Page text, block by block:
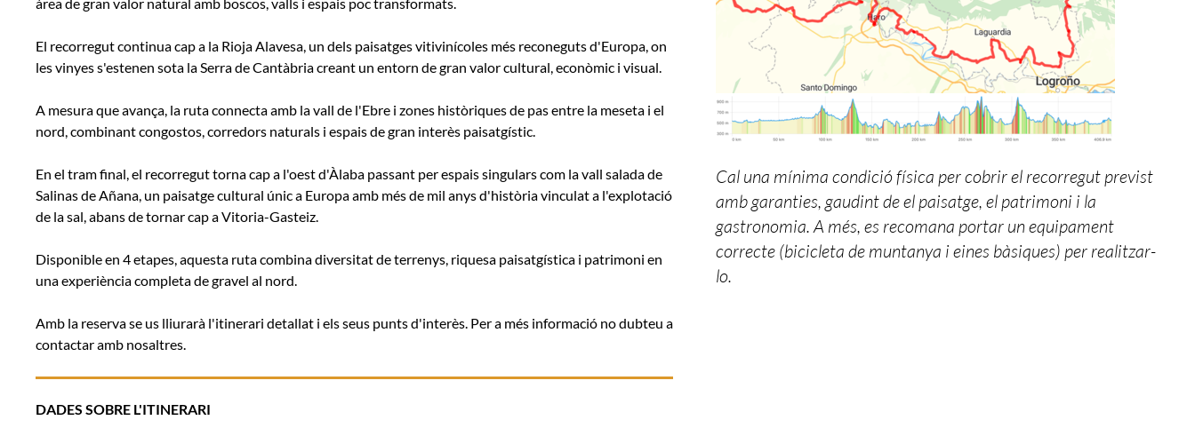
àrea de gran valor natural amb boscos, valls i espais poc transformats.
El recorregut continua cap a la Rioja Alavesa, un dels paisatges vitivinícoles més reconeguts d'Europa, on
les vinyes s'estenen sota la Serra de Cantàbria creant un entorn de gran valor cultural, econòmic i visual.
A mesura que avança, la ruta connecta amb la vall de l'Ebre i zones històriques de pas entre la meseta i el
nord, combinant congostos, corredors naturals i espais de gran interès paisatgístic.
En el tram final, el recorregut torna cap a l'oest d'Àlaba passant per espais singulars com la vall salada de
Salinas de Añana, un paisatge cultural únic a Europa amb més de mil anys d'història vinculat a l'explotació
de la sal, abans de tornar cap a Vitoria-Gasteiz.
Disponible en 4 etapes, aquesta ruta combina diversitat de terrenys, riquesa paisatgística i patrimoni en
una experiència completa de gravel al nord.
Amb la reserva se us lliurarà l'itinerari detallat i els seus punts d'interès. Per a més informació no dubteu a
contactar amb nosaltres.
DADES SOBRE L'ITINERARI
Cal una mínima condició física per cobrir el recorregut previst
amb garanties, gaudint de el paisatge, el patrimoni i la
gastronomia. A més, es recomana portar un equipament
correcte (bicicleta de muntanya i eines bàsiques) per realitzar-
lo.